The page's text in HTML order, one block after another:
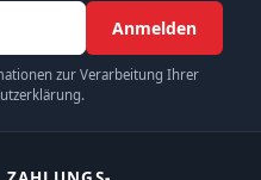
Anmelden
zur Verarbeitung Ihrer